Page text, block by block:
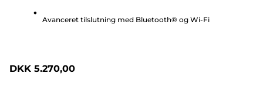
anmeldelserAvanceret tilslutning med Bluetooth® og Wi-Fi
DKK 5.270,00